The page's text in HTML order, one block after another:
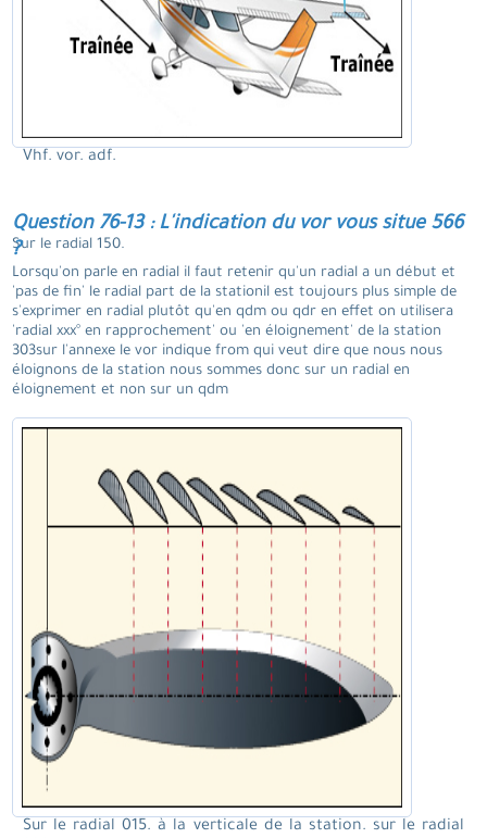
Vhf. vor. adf.
Question 76-13 : L'indication du vor vous situe 566
?
Sur le radial 150.
Lorsqu'on parle en radial il faut retenir qu'un radial a un début et
'pas de fin' le radial part de la stationil est toujours plus simple de
s'exprimer en radial plutôt qu'en qdm ou qdr en effet on utilisera
'radial xxx° en rapprochement' ou 'en éloignement' de la station
303sur l'annexe le vor indique from qui veut dire que nous nous
éloignons de la station nous sommes donc sur un radial en
éloignement et non sur un qdm
Sur le radial 015. à la verticale de la station. sur le radial